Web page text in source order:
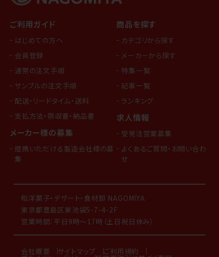
ご利用ガイド
はじめての方へ
会員登録
通常の注文手順
サンプルの注文手順
配送・リードタイム・送料
支払方法・領収書・納品書
メーカー様の募集
提携いただける製造会社様の募
集
商品を探す
カテゴリから探す
メーカーから探す
特集一覧
記事一覧
ランキング
求人情報
受発注営業募集
よくあるご質問・お問い合わ
せ
和洋菓子・デザート・食材卸 NAGOMIYA
東京都豊島区東池袋5-7-4-2F
営業時間：平日9時～17時（土日祝日休み）
会社概要 サイトマップ ご利用規約